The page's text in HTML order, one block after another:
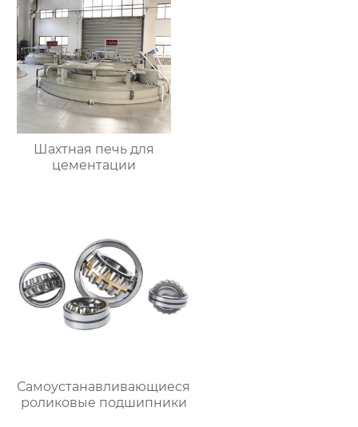
Шахтная печь для
цементации
Самоустанавливающиеся
роликовые подшипники